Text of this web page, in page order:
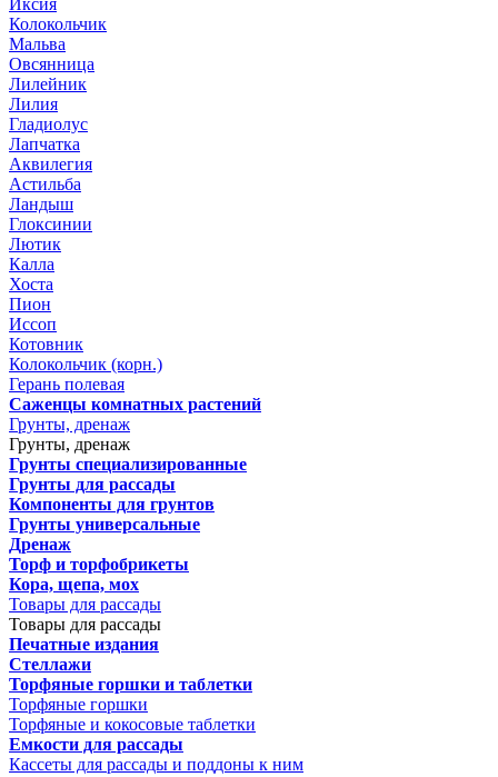
Иксия
Колокольчик
Мальва
Овсянница
Лилейник
Лилия
Гладиолус
Лапчатка
Аквилегия
Астильба
Ландыш
Глоксинии
Лютик
Калла
Хоста
Пион
Иссоп
Котовник
Колокольчик (корн.)
Герань полевая
Саженцы комнатных растений
Грунты, дренаж
Грунты, дренаж
Грунты специализированные
Грунты для рассады
Компоненты для грунтов
Грунты универсальные
Дренаж
Торф и торфобрикеты
Кора, щепа, мох
Товары для рассады
Товары для рассады
Печатные издания
Стеллажи
Торфяные горшки и таблетки
Торфяные горшки
Торфяные и кокосовые таблетки
Емкости для рассады
Кассеты для рассады и поддоны к ним